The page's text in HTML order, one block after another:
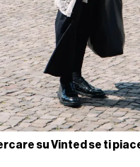
su Vinted se ti